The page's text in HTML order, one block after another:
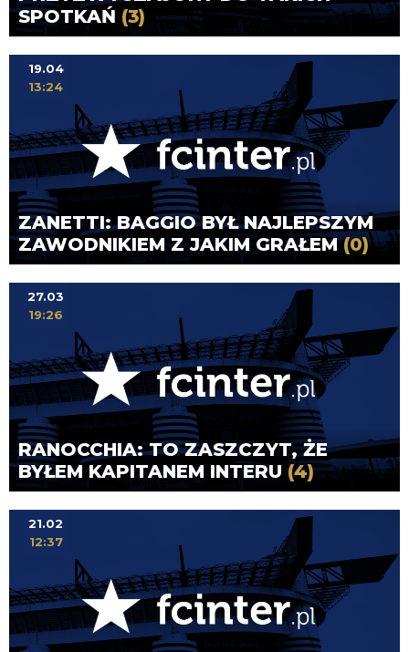
SPOTKAŃ (3)
ZANETTI: BAGGIO BYŁ NAJLEPSZYM
ZAWODNIKIEM Z JAKIM GRAŁEM(0)
19.04
13:24
RANOCCHIA: TO ZASZCZYT, ŻE
BYŁEM KAPITANEM INTERU (4)
27.03
19:26
21.02
12:37